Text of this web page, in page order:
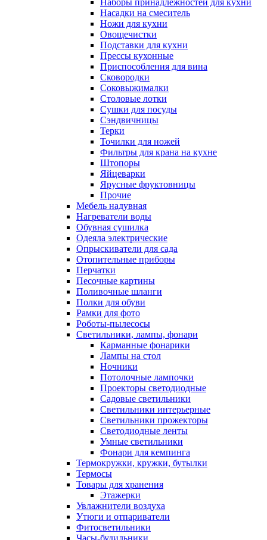
Наборы принадлежностей для кухни
Насадки на смеситель
Ножи для кухни
Овощечистки
Подставки для кухни
Прессы кухонные
Приспособления для вина
Сковородки
Соковыжималки
Столовые лотки
Сушки для посуды
Сэндвичницы
Терки
Точилки для ножей
Фильтры для крана на кухне
Штопоры
Яйцеварки
Ярусные фруктовницы
Прочие
Мебель надувная
Нагреватели воды
Обувная сушилка
Одеяла электрические
Опрыскиватели для сада
Отопительные приборы
Перчатки
Песочные картины
Поливочные шланги
Полки для обуви
Рамки для фото
Роботы-пылесосы
Светильники, лампы, фонари
Карманные фонарики
Лампы на стол
Ночники
Потолочные лампочки
Проекторы светодиодные
Садовые светильники
Светильники интерьерные
Светильники прожекторы
Светодиодные ленты
Умные светильники
Фонари для кемпинга
Термокружки, кружки, бутылки
Термосы
Товары для хранения
Этажерки
Увлажнители воздуха
Утюги и отпариватели
Фитосветильники
Часы-будильники